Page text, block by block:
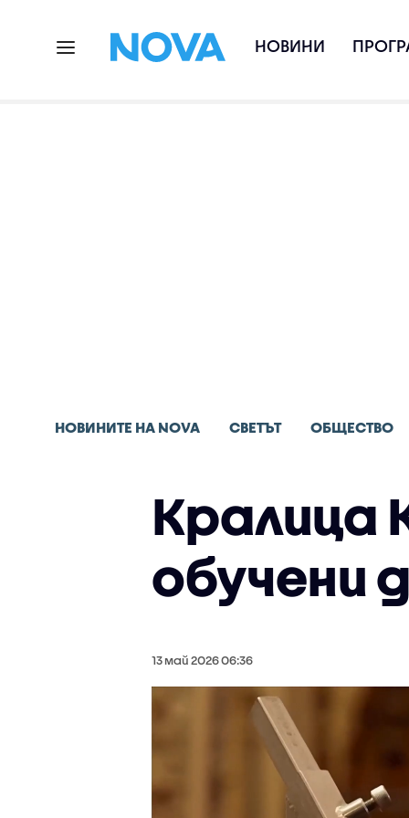
НОВИНИ
НОВИНИТЕ НА NOVA СВЕТЪТ ОБЩЕСТВО
Кралица
обучени
13 май 2026 06:36